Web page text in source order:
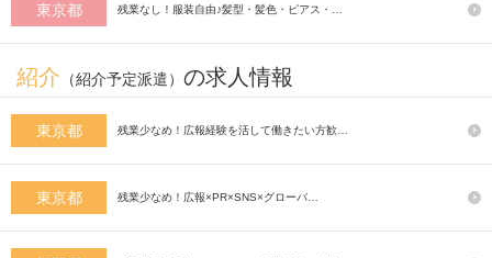
東京都 残業なし！服装自由♪髪型・髪色・ピアス・…
紹介 （紹介予定派遣） の求人情報
東京都 残業少なめ！広報経験を活して働きたい方歓…
東京都 残業少なめ！広報×PR×SNS×グローバ…